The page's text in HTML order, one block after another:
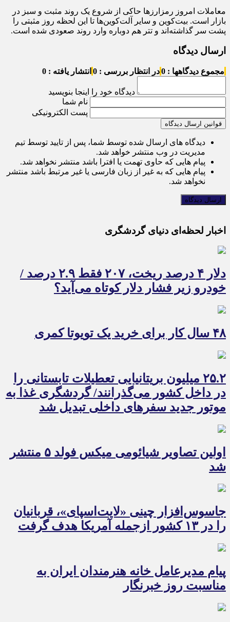
معاملات امروز رمزارز‌ها حاکی از شروع یک روند مثبت و سبز در
بازار است. بیت‌کوین و سایر آلت‌کوین‌ها تا این لحظه روز مثبتی را
پشت سر گذاشته‌اند و تتر هم دوباره وارد روند صعودی شده است.
ارسال دیدگاه
مجموع دیدگاهها : 0 در انتظار بررسی : 0 انتشار یافته : 0
دیدگاه خود را اینجا بنویسید
نام شما
پست الکترونیکی
قوانین ارسال دیدگاه
دیدگاه های ارسال شده توسط شما، پس از تایید توسط تیم
مدیریت در وب منتشر خواهد شد.
پیام هایی که حاوی تهمت یا افترا باشد منتشر نخواهد شد.
پیام هایی که به غیر از زبان فارسی یا غیر مرتبط باشد منتشر
نخواهد شد.
اخبار لحظه‌ای دنیای گردشگری
دلار ۴ درصد ریخت، ۲۰۷ فقط ۲.۹ درصد /
خودرو زیر فشار دلار کوتاه می‌آید؟
۴۸ سال کار برای خرید یک تویوتا کمری
۲۵.۲ میلیون بریتانیایی تعطیلات تابستانی را
در داخل کشور می‌گذرانند/ گردشگری غذا به
موتور جدید سفرهای داخلی تبدیل شد
اولین تصاویر شیائومی میکس فولد ۵ منتشر
شد
جاسوس‌افزار چینی «لایت‌اسپای»، قربانیان
را در ۱۳ کشور ازجمله آمریکا هدف گرفت
پیام مدیرعامل خانه هنرمندان ایران به
مناسبت روز خبرنگار